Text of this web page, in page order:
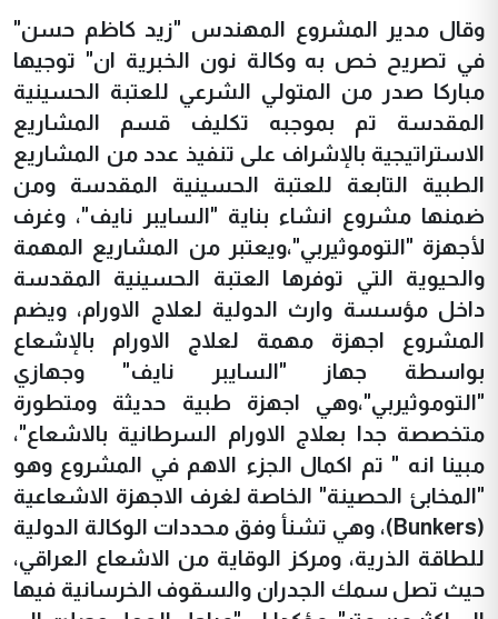
وقال مدير المشروع المهندس "زيد كاظم حسن"
في تصريح خص به وكالة نون الخبرية ان" توجيها
مباركا صدر من المتولي الشرعي للعتبة الحسينية
المقدسة تم بموجبه تكليف قسم المشاريع
الاستراتيجية بالإشراف على تنفيذ عدد من المشاريع
الطبية التابعة للعتبة الحسينية المقدسة ومن
ضمنها مشروع انشاء بناية "السايبر نايف"، وغرف
لأجهزة "التوموثيربي"،ويعتبر من المشاريع المهمة
والحيوية التي توفرها العتبة الحسينية المقدسة
داخل مؤسسة وارث الدولية لعلاج الاورام، ويضم
المشروع اجهزة مهمة لعلاج الاورام بالإشعاع
بواسطة جهاز "السايبر نايف" وجهازي
"التوموثيربي"،وهي اجهزة طبية حديثة ومتطورة
متخصصة جدا بعلاج الاورام السرطانية بالاشعاع"،
مبينا انه " تم اكمال الجزء الاهم في المشروع وهو
"المخابئ الحصينة" الخاصة لغرف الاجهزة الاشعاعية
(Bunkers)، وهي تشنأ وفق محددات الوكالة الدولية
للطاقة الذرية، ومركز الوقاية من الاشعاع العراقي،
حيث تصل سمك الجدران والسقوف الخرسانية فيها